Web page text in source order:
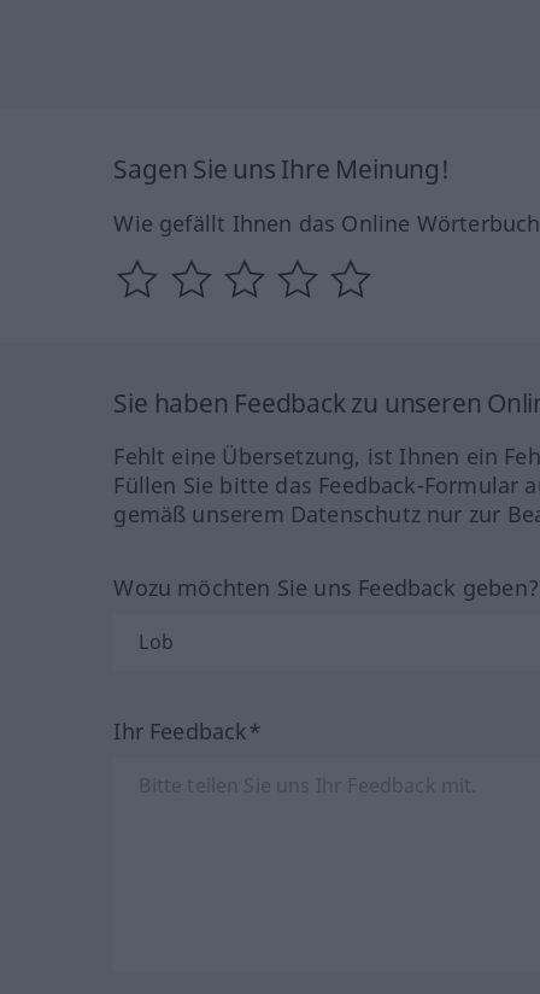
Sagen Sie uns Ihre Meinung!
Wie gefällt Ihnen das Online
Sie haben Feedback zu unseren
Fehlt eine Übersetzung, ist Ihnen ein
Füllen Sie bitte das Feedback-Formular
gemäß unserem Datenschutz nur zur
Wozu möchten Sie uns Feedback
Ihr Feedback*